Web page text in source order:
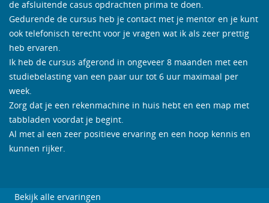
de afsluitende casus opdrachten prima te doen.
Gedurende de cursus heb je contact met je mentor en je kunt
ook telefonisch terecht voor je vragen wat ik als zeer prettig
heb ervaren.
Ik heb de cursus afgerond in ongeveer 8 maanden met een
studiebelasting van een paar uur tot 6 uur maximaal per
week.
Zorg dat je een rekenmachine in huis hebt en een map met
tabbladen voordat je begint.
Al met al een zeer positieve ervaring en een hoop kennis en
kunnen rijker.
Bekijk alle ervaringen